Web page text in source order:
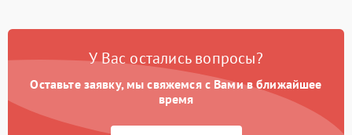
У Вас остались вопросы?
Оставьте заявку, мы свяжемся с Вами в ближайшее
время